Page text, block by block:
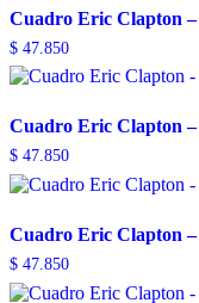
Cuadro Eric Clapton –
$ 47.850
Cuadro Eric Clapton
$ 47.850
Cuadro Eric Clapton
$ 47.850